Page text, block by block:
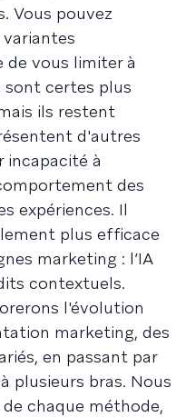
Vous pouvez
vous limiter à
sont certes plus
ils restent
d'autres
incapacité à
des
expériences. Il
plus efficace
marketing : l’IA
contextuels.
l'évolution
marketing, des
en passant par
plusieurs bras. Nous
chaque méthode,